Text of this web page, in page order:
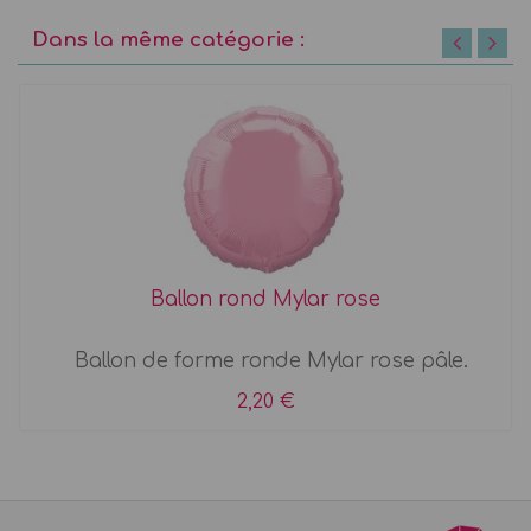
Dans la même catégorie :
Ballon rond Mylar rose
Ballon de forme ronde Mylar rose pâle.
2,20 €